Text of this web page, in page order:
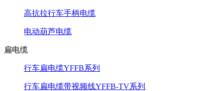
高抗拉行车手柄电缆
电动葫芦电缆
扁电缆
行车扁电缆YFFB系列
行车扁电缆带视频线YFFB-TV系列